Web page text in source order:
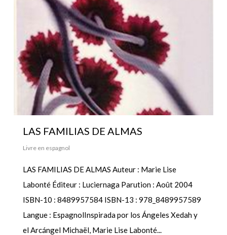
LAS FAMILIAS DE ALMAS
Livre en espagnol
LAS FAMILIAS DE ALMAS Auteur : Marie Lise
Labonté Éditeur : Luciernaga Parution : Août 2004
ISBN-10 : 8489957584 ISBN-13 : 978_8489957589
Langue : EspagnolInspirada por los Ángeles Xedah y
el Arcángel Michaël, Marie Lise Labonté...